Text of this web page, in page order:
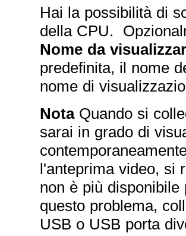
Hai la possibilità di
della CPU.
Nome da
predefinita, il nome
nome di
NotaQuando si
sarai in grado di
l'anteprima video, si
non è più
questo problema,
USB o USB porta